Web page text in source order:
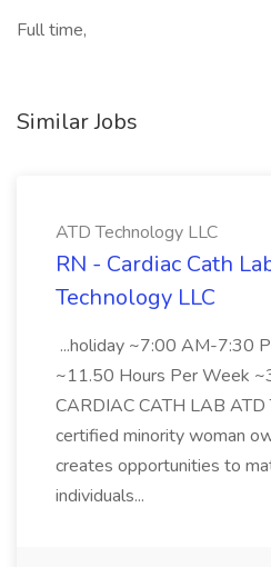
Full time,
Similar Jobs
ATD Technology LLC
RN - Cardiac Cath
Technology LLC
...holiday ~7:00 AM-7:30
~11.50 Hours Per Week
CARDIAC CATH LAB ATD
certified minority woman
creates opportunities to
individuals...